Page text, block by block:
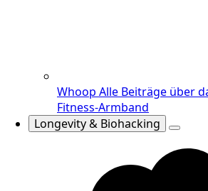
Whoop Alle Beiträge über
Fitness-Armband
Longevity & Biohacking